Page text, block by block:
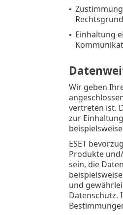
•
• Einhaltung
Wir geben
vertreten ist.
zur
ESET
Produkte
sein, die
und
Datenschutz.